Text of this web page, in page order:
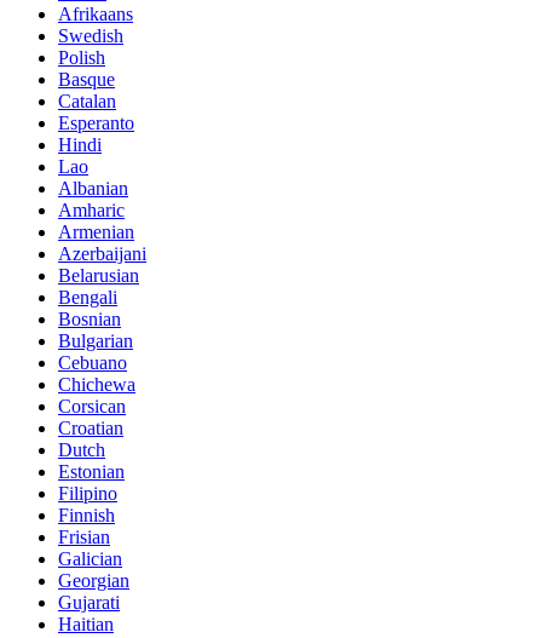
Afrikaans
Swedish
Polish
Basque
Catalan
Esperanto
Hindi
Lao
Albanian
Amharic
Armenian
Azerbaijani
Belarusian
Bengali
Bosnian
Bulgarian
Cebuano
Chichewa
Corsican
Croatian
Dutch
Estonian
Filipino
Finnish
Frisian
Galician
Georgian
Gujarati
Haitian